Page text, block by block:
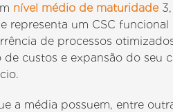
nível médio de maturidade3,
representa um CSC funcional
de processos
custos e expansão do seu
a média possuem, entre